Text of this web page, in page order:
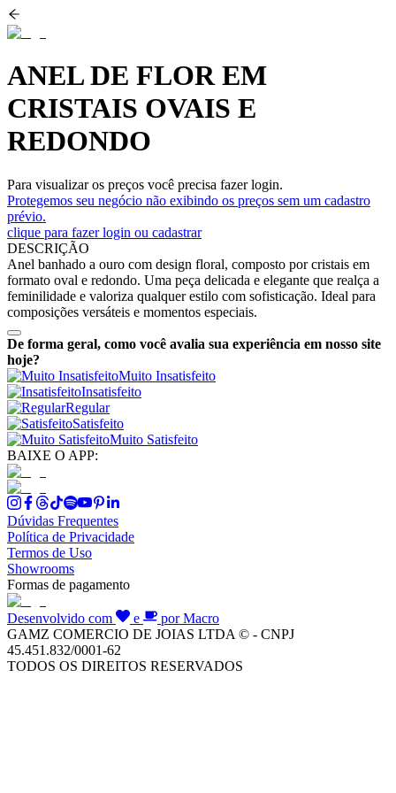
ANEL DE FLOR EM
CRISTAIS OVAIS E
REDONDO
Para visualizar os preços você precisa fazer login.
Protegemos seu negócio não exibindo os preços sem um cadastro
prévio.
clique para fazer login ou cadastrar
DESCRIÇÃO
Anel banhado a ouro com design floral, composto por cristais em
formato oval e redondo. Uma peça delicada e elegante que realça a
feminilidade e valoriza qualquer estilo com sofisticação. Ideal para
composições versáteis e momentos especiais.
De forma geral, como você avalia sua experiência em nosso site
hoje?
Muito Insatisfeito
Insatisfeito
Regular
Satisfeito
Muito Satisfeito
BAIXE O APP:
Dúvidas Frequentes
Política de Privacidade
Termos de Uso
Showrooms
Formas de pagamento
Desenvolvido com e
por Macro
GAMZ COMERCIO DE JOIAS LTDA © - CNPJ
45.451.832/0001-62
TODOS OS DIREITOS RESERVADOS